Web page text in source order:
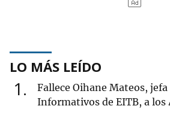
LO MÁS LEÍDO
1
Fallece Oihane Mateos,
Informativos de EITB, a los